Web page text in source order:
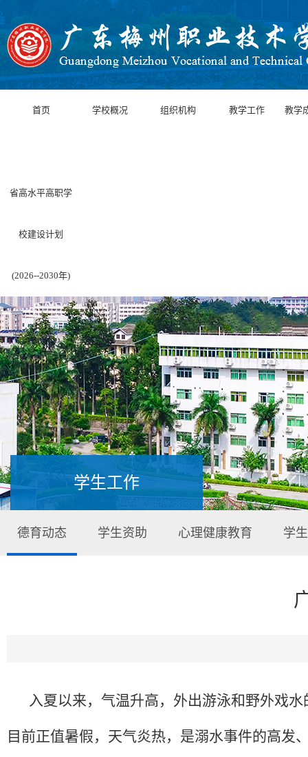
首页 学校概况 组织机构 教学工作 教学
省高水平高职学
校建设计划
(2026--2030年)
学生工作
德育动态 学生资助 心理健康教育 学
入夏以来，气温升高，外出游泳和野外戏
目前正值暑假，天气炎热，是溺水事件的高发